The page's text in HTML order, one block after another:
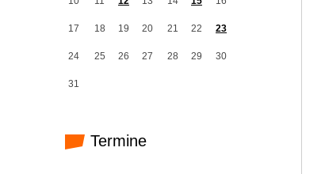
17 18 19 20 21 22 23
24 25 26 27 28 29 30
31
Termine